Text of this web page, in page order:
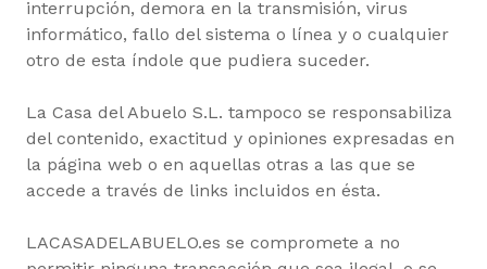
interrupción, demora en la transmisión, virus
informático, fallo del sistema o línea y o cualquier
otro de esta índole que pudiera suceder.
La Casa del Abuelo S.L. tampoco se responsabiliza
del contenido, exactitud y opiniones expresadas en
la página web o en aquellas otras a las que se
accede a través de links incluidos en ésta.
LACASADELABUELO.es se compromete a no